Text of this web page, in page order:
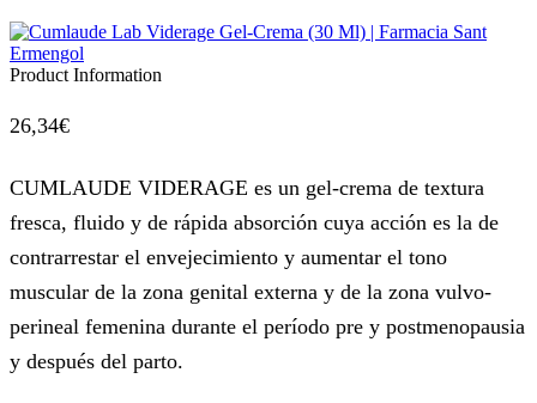
Product Information
26,34€
CUMLAUDE VIDERAGE es un gel-crema de textura
fresca, fluido y de rápida absorción cuya acción es la de
contrarrestar el envejecimiento y aumentar el tono
muscular de la zona genital externa y de la zona vulvo-
perineal femenina durante el período pre y postmenopausia
y después del parto.